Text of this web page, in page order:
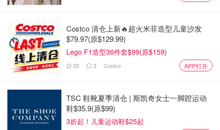
Costco 清仓上新🔥超火米菲造型儿童沙发
$79.97(原$129.99)
Lego F1造型36件套$99(原$159)
20 3 Costco APP打开
TSC 鞋靴夏季清仓 | 斯凯奇女士一脚蹬运动
鞋$35.9(原$99)
3折起！儿童运动鞋$25起